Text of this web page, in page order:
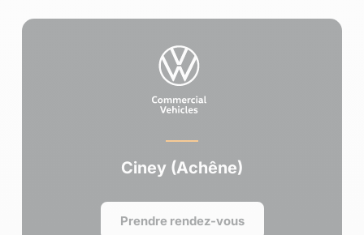
Ciney (Achêne)
Prendre rendez-vous